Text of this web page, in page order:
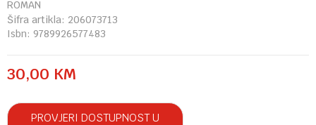
ROMAN
Šifra artikla: 206073713
Isbn: 9789926577483
30,00 KM
PROVJERI DOSTUPNOST U